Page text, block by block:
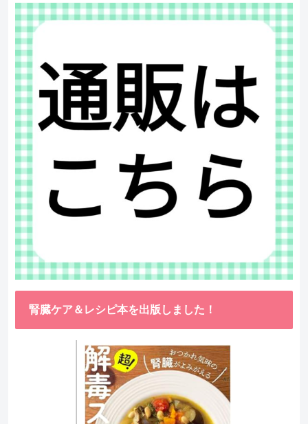
腎臓ケア＆レシピ本を出版しました！